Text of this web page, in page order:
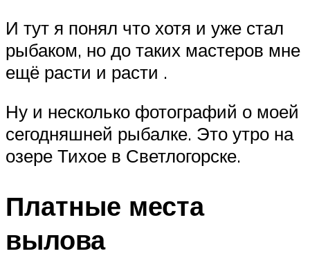
И тут я понял что хотя и уже стал
рыбаком, но до таких мастеров мне
ещё расти и расти .
Ну и несколько фотографий о моей
сегодняшней рыбалке. Это утро на
озере Тихое в Светлогорске.
Платные места
вылова